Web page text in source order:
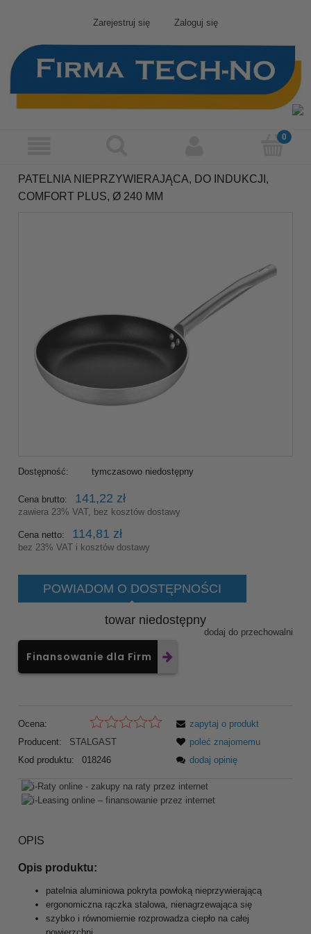
Zarejestruj się Zaloguj się
PATELNIA NIEPRZYWIERAJĄCA, DO INDUKCJI,
COMFORT PLUS, Ø 240 MM
Dostępność: tymczasowo niedostępny
Cena brutto: 141,22 zł
zawiera 23% VAT, bez kosztów dostawy
Cena netto: 114,81 zł
bez 23% VAT i kosztów dostawy
POWIADOM O DOSTĘPNOŚCI
towar niedostępny
dodaj do przechowalni
Finansowanie dla Firm
Ocena:
Producent:
STALGAST
Kod produktu:
018246
zapytaj o produkt
poleć znajomemu
dodaj opinię
OPIS
Opis produktu:
patelnia aluminiowa pokryta powłoką nieprzywierającą
ergonomiczna rączka stalowa, nienagrzewająca się
szybko i równomiernie rozprowadza ciepło na całej